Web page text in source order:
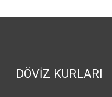
DÖVİZ KURLARI